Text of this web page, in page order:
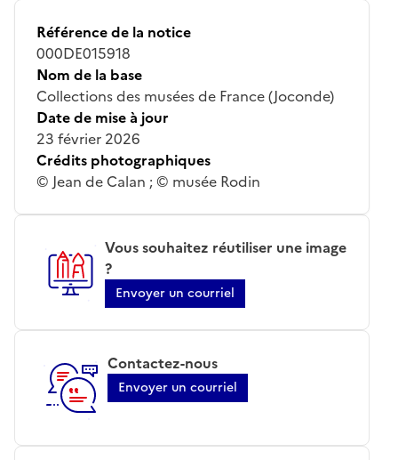
Référence de la notice
000DE015918
Nom de la base
Collections des musées de France (Joconde)
Date de mise à jour
23 février 2026
Crédits photographiques
© Jean de Calan ; © musée Rodin
Vous souhaitez réutiliser une image
?
Envoyer un courriel
Contactez-nous
Envoyer un courriel